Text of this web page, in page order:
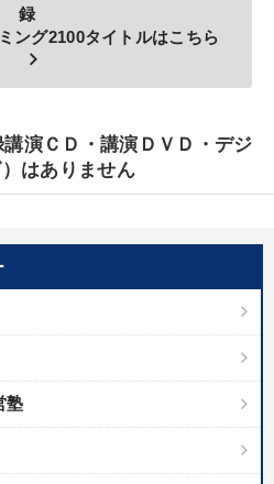
交渉 通信販売 政治家
収録講演ＣＤ・講演ＤＶＤ・デジ
ング・ダウンロード）
トレンドと時代の潮流を押さえる
塾
録
ング2100タイトルはこちら
keyboard_arrow_right
演ＣＤ・講演ＤＶＤ・デジ
はありません